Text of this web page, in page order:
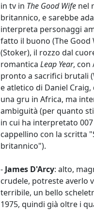
in tv in The Good Wife nel
britannico, e sarebbe
interpreta personaggi
fatto il buono (The
(Stoker), il rozzo dal
romantica Leap Year, con
pronto a sacrifici brutali
e atletico di Daniel
una gru in Africa, ma
ambiguità (per quanto
in cui ha interpretato
cappellino con la scritta
britannico").
- James D'Arcy: alto,
crudele, potreste averlo
terribile, un bello
1975, quindi già oltre i